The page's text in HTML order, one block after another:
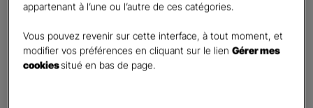
Téléphone*
United
appartenant à l’une ou l’autre de ces catégories.
Vous pouvez revenir sur cette interface, à tout moment, et
modifier vos préférences en cliquant sur le lienGérer mes
cookiessitué en bas de page.